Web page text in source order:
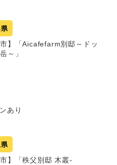
市】「Aicafefarm別邸～ドッ
～」
あり
市】「秩父別邸 木叢-